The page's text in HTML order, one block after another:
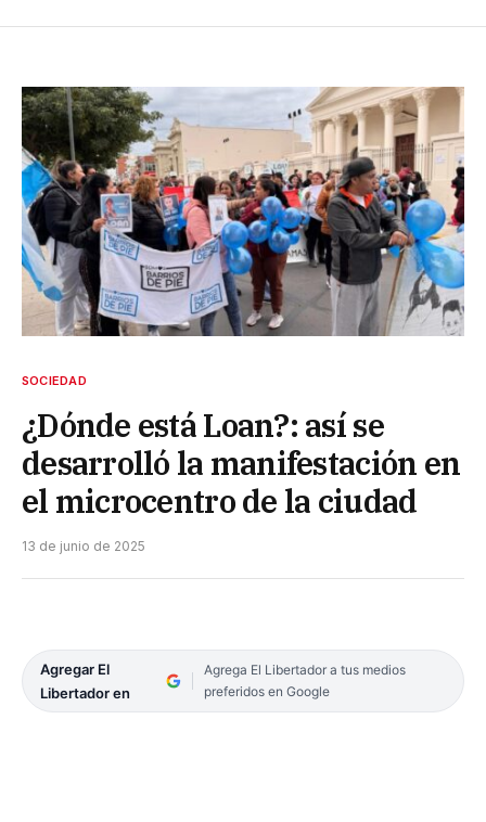
SOCIEDAD
¿Dónde está Loan?: así se
desarrolló la manifestación en
el microcentro de la ciudad
13 de junio de 2025
Agregar El
Libertador en
Agrega El Libertador a tus medios
preferidos en Google